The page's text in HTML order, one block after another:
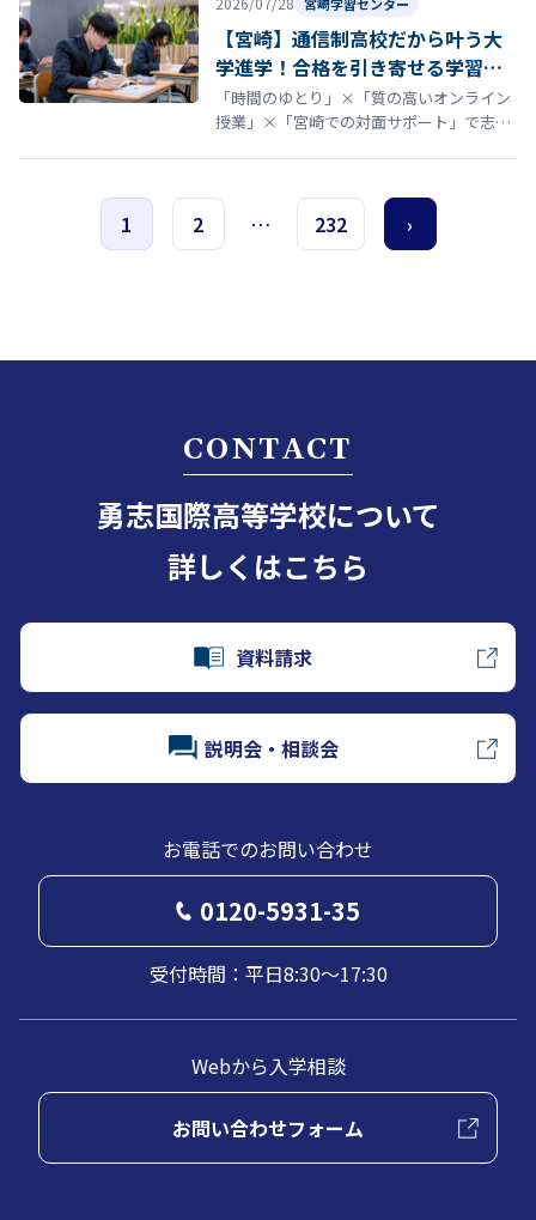
【宮崎】通信制高校だから叶う大
学進学！合格を引き寄せる学習サ
ポートと進路実績
「時間のゆとり」×「質の高いオンライン
授業」×「宮崎での対面サポート」で志望
1 2 … 232 ›
CONTACT
勇志国際高等学校について
詳しくはこちら
資料請求
説明会・相談会
お電話でのお問い合わせ
0120-5931-35
受付時間：平日8:30～17:30
Webから入学相談
お問い合わせフォーム